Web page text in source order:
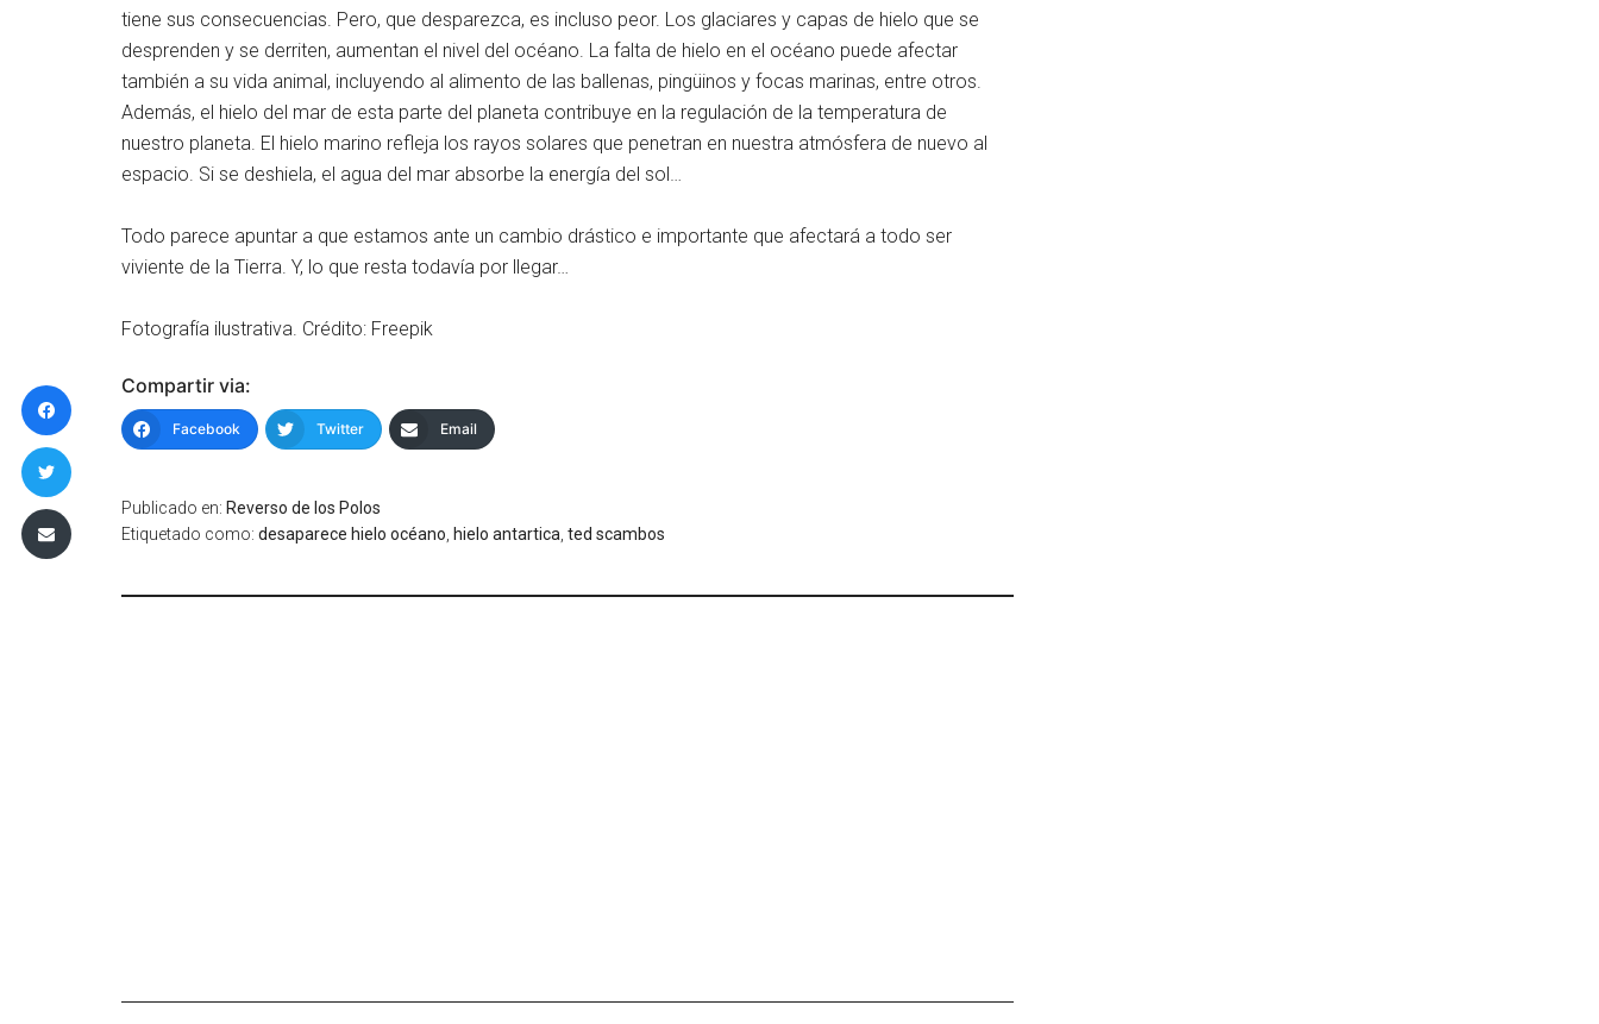
tiene sus consecuencias. Pero, que desparezca, es incluso peor. Los glaciares y capas de hielo que se
desprenden y se derriten, aumentan el nivel del océano. La falta de hielo en el océano puede afectar
también a su vida animal, incluyendo al alimento de las ballenas, pingüinos y focas marinas, entre otros.
Además, el hielo del mar de esta parte del planeta contribuye en la regulación de la temperatura de
nuestro planeta. El hielo marino refleja los rayos solares que penetran en nuestra atmósfera de nuevo al
espacio. Si se deshiela, el agua del mar absorbe la energía del sol…
Todo parece apuntar a que estamos ante un cambio drástico e importante que afectará a todo ser
viviente de la Tierra. Y, lo que resta todavía por llegar…
Fotografía ilustrativa. Crédito: Freepik
Compartir via:
Facebook Twitter Email
Publicado en: Reverso de los Polos
Etiquetado como: desaparece hielo océano hielo antartica ted scambos